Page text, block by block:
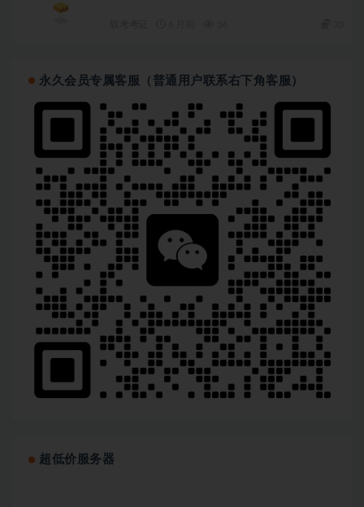
永久会员专属客服（普通用户联系右下角客服）
超低价服务器